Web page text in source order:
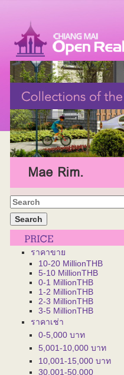
Mae Rim.
ราคาขาย
10-20 MillionTHB
5-10 MillionTHB
0-1 MillionTHB
1-2 MillionTHB
2-3 MillionTHB
3-5 MillionTHB
ราคาเช่า
0-5,000 บาท
5,001-10,000 บาท
10,001-15,000 บาท
30,001-50,000